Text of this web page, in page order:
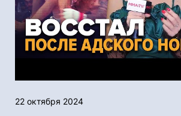
22 октября 2024